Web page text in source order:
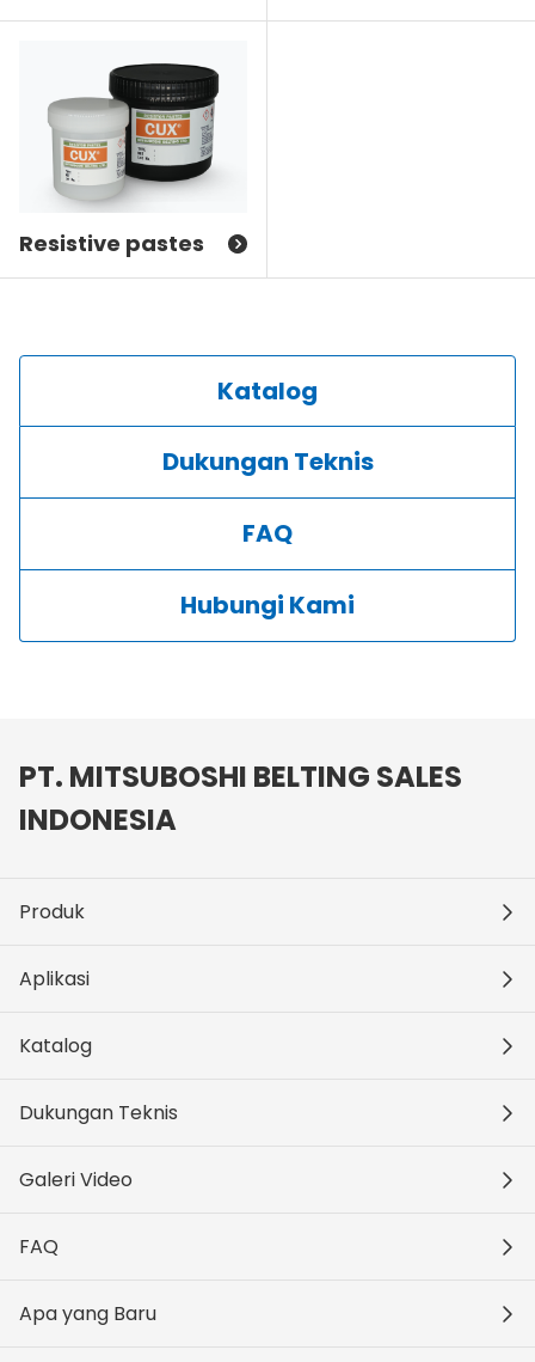
Resistive pastes
Katalog
Dukungan Teknis
FAQ
Hubungi Kami
PT. MITSUBOSHI BELTING SALES
INDONESIA
Produk
Aplikasi
Katalog
Dukungan Teknis
Galeri Video
FAQ
Apa yang Baru